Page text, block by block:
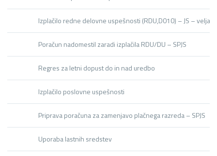
Izplačilo redne delovne uspešnosti (RDU,D010) – JS – velja
Poračun nadomestil zaradi izplačila RDU/DU – SPJS
Regres za letni dopust do in nad uredbo
Izplačilo poslovne uspešnosti
Priprava poračuna za zamenjavo plačnega razreda – SPJS
Uporaba lastnih sredstev